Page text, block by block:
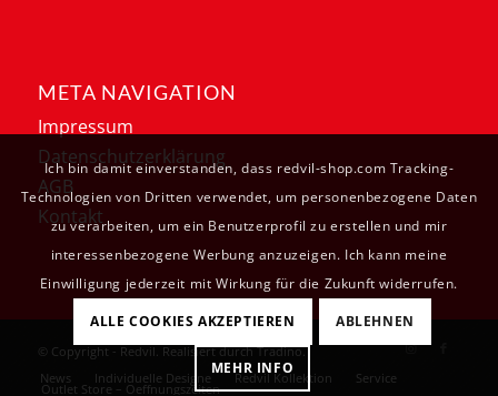
META NAVIGATION
Impressum
Datenschutzerklärung
AGB
Kontakt
© Copyright - Redvil. Realisiert durchTradino.
News
Individuelle Designe Redvil Kollektion Service
Outlet Store – Oeffnungszeiten
Ich bin damit einverstanden, dass redvil-shop.com Tracking-
Technologien von Dritten verwendet, um personenbezogene Daten
zu verarbeiten, um ein Benutzerprofil zu erstellen und mir
interessenbezogene Werbung anzuzeigen. Ich kann meine
Einwilligung jederzeit mit Wirkung für die Zukunft widerrufen.
ALLE COOKIES AKZEPTIEREN ABLEHNEN
MEHR INFO